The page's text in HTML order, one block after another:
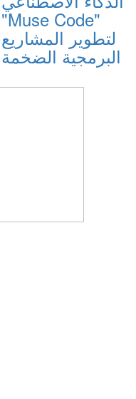
"Muse Code"
لتطوير المشاريع
البرمجية الضخمة